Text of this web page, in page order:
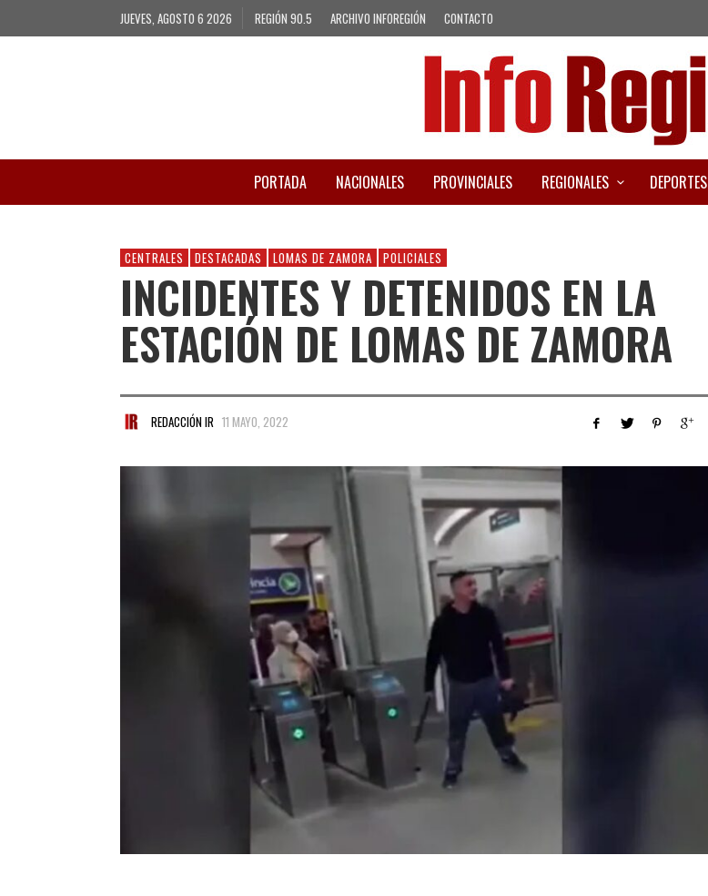
JUEVES, AGOSTO 6 2026 REGIÓN 90.5 ARCHIVO INFOREGIÓN CONTACTO
PORTADA NACIONALES PROVINCIALES REGIONALES DEPORTES
CENTRALES DESTACADAS LOMAS DE ZAMORA POLICIALES
INCIDENTES Y DETENIDOS EN LA
ESTACIÓN DE LOMAS DE ZAMORA
REDACCIÓN IR 11 MAYO, 2022